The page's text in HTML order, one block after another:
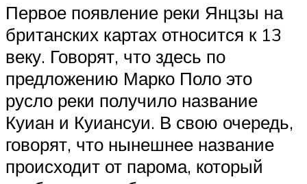
Первое появление реки Янцзы на
британских картах относится к 13
веку. Говорят, что здесь по
предложению Марко Поло это
русло реки получило название
Куиан и Куиансуи. В свою очередь,
говорят, что нынешнее название
происходит от парома, который